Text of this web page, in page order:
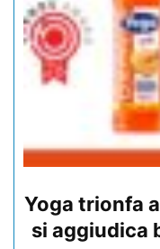
Yoga trionfa
si aggiudica